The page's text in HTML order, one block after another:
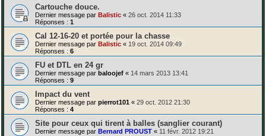
Cartouche douce.
Dernier message par Balistic « 26 oct. 2014 11:33
Réponses : 1
Cal 12-16-20 et portée pour la chasse
Dernier message par Balistic « 19 oct. 2014 09:49
Réponses : 6
FU et DTL en 24 gr
Dernier message par baloojef « 14 mars 2013 13:41
Réponses : 9
Impact du vent
Dernier message par pierrot101 « 29 oct. 2012 21:30
Réponses : 4
Site pour ceux qui tirent à balles (sanglier courant)
Dernier message par Bernard PROUST « 11 févr. 2012 19:21